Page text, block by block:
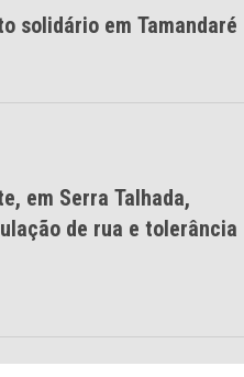
solidário em Tamandaré
em Serra Talhada,
de rua e tolerância